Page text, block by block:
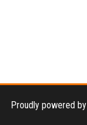
Proudly powered by